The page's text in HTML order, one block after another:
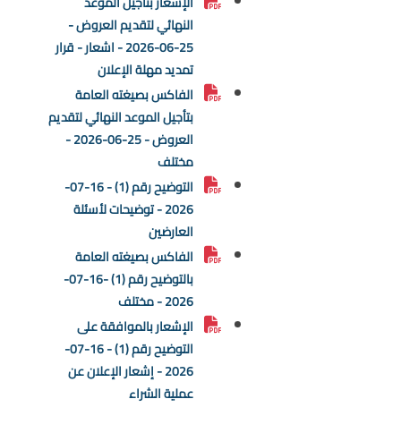
النهائي لتقديم العروض -
25-06-2026 - اشعار - قرار
تمديد مهلة الإعلان
الفاكس بصيغته العامة
بتأجيل الموعد النهائي لتقديم
العروض - 25-06-2026 -
مختلف
التوضيح رقم (1) - 16-07-
2026 - توضيحات لأسئلة
العارضين
الفاكس بصيغته العامة
بالتوضيح رقم (1) -16-07-
2026 - مختلف
الإشعار بالموافقة على
التوضيح رقم (1) - 16-07-
2026 - إشعار الإعلان عن
عملية الشراء